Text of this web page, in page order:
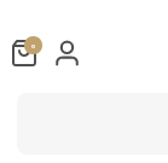
0